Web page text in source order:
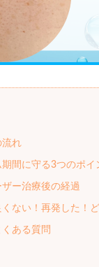
流れ
間に守る3つのポイ
ー治療後の経過
ない！再発した！
ある質問